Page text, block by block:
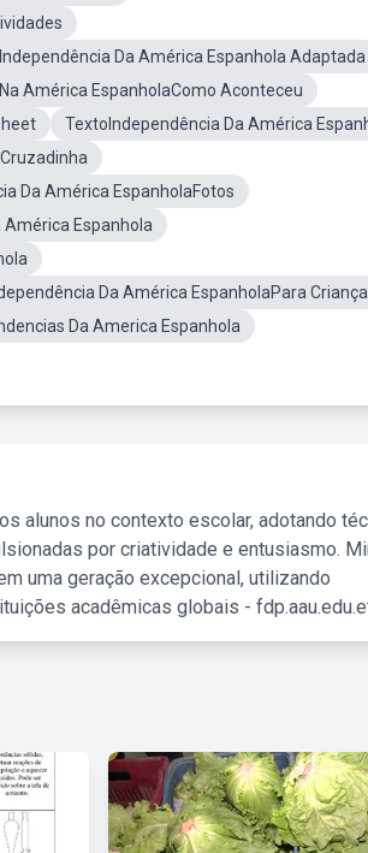
Da América Espanhola Adaptada
América EspanholaComo Aconteceu
TextoIndependência Da América
Da América EspanholaFotos
Espanhola
Da América EspanholaPara
Da America Espanhola
alunos no contexto escolar, adotando
por criatividade e entusiasmo.
uma geração excepcional, utilizando
acadêmicas globais -